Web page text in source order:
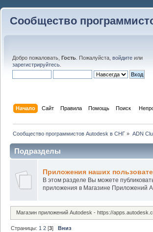
Сообщество
Добро пожаловать, Гость . Пожалуйста, войдите или
зарегистрируйтесь
Начало Сайт Правила Помощь Поиск
Сообщество программистов Autodesk в СНГ » ADN
Подразделы
Приложения наших
В этом разделе Вы можете
приложения в Магазине Приложений
Магазин приложений Autodesk - https://
Страницы: 1 2 [3]Вниз